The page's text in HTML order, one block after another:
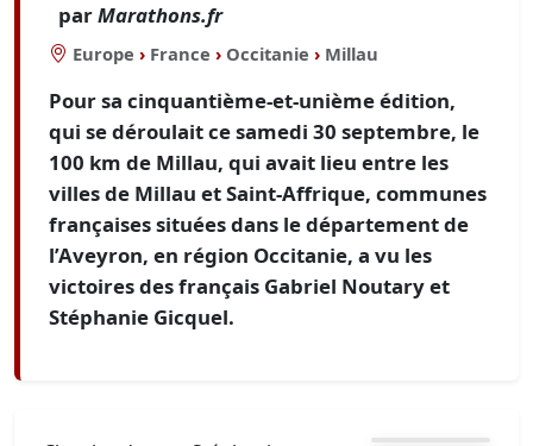
parMarathons.fr
Europe › France › Occitanie › Millau
Pour sa cinquantième-et-unième édition,
qui se déroulait ce samedi 30 septembre, le
100 km de Millau, qui avait lieu entre les
villes de Millau et Saint-Affrique, communes
françaises situées dans le département de
l’Aveyron, en région Occitanie, a vu les
victoires des français Gabriel Noutary et
Stéphanie Gicquel.